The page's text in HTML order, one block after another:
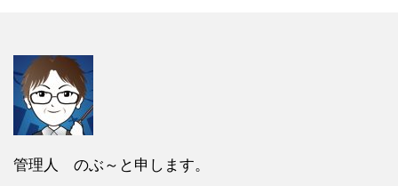
管理人 のぶ～と申します。